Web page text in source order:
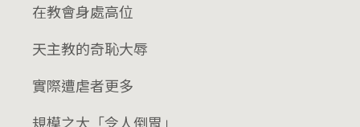
在教會身處高位
天主教的奇恥大辱
實際遭虐者更多
規模之大「令人倒胃」